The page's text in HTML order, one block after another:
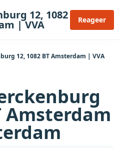
12, 1082
| VVA Reageer
12, 1082 BT Amsterdam | VVA
Amsterdam